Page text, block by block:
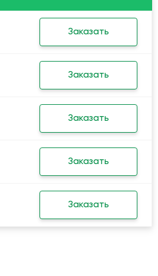
Заказать
Заказать
Заказать
Заказать
Заказать